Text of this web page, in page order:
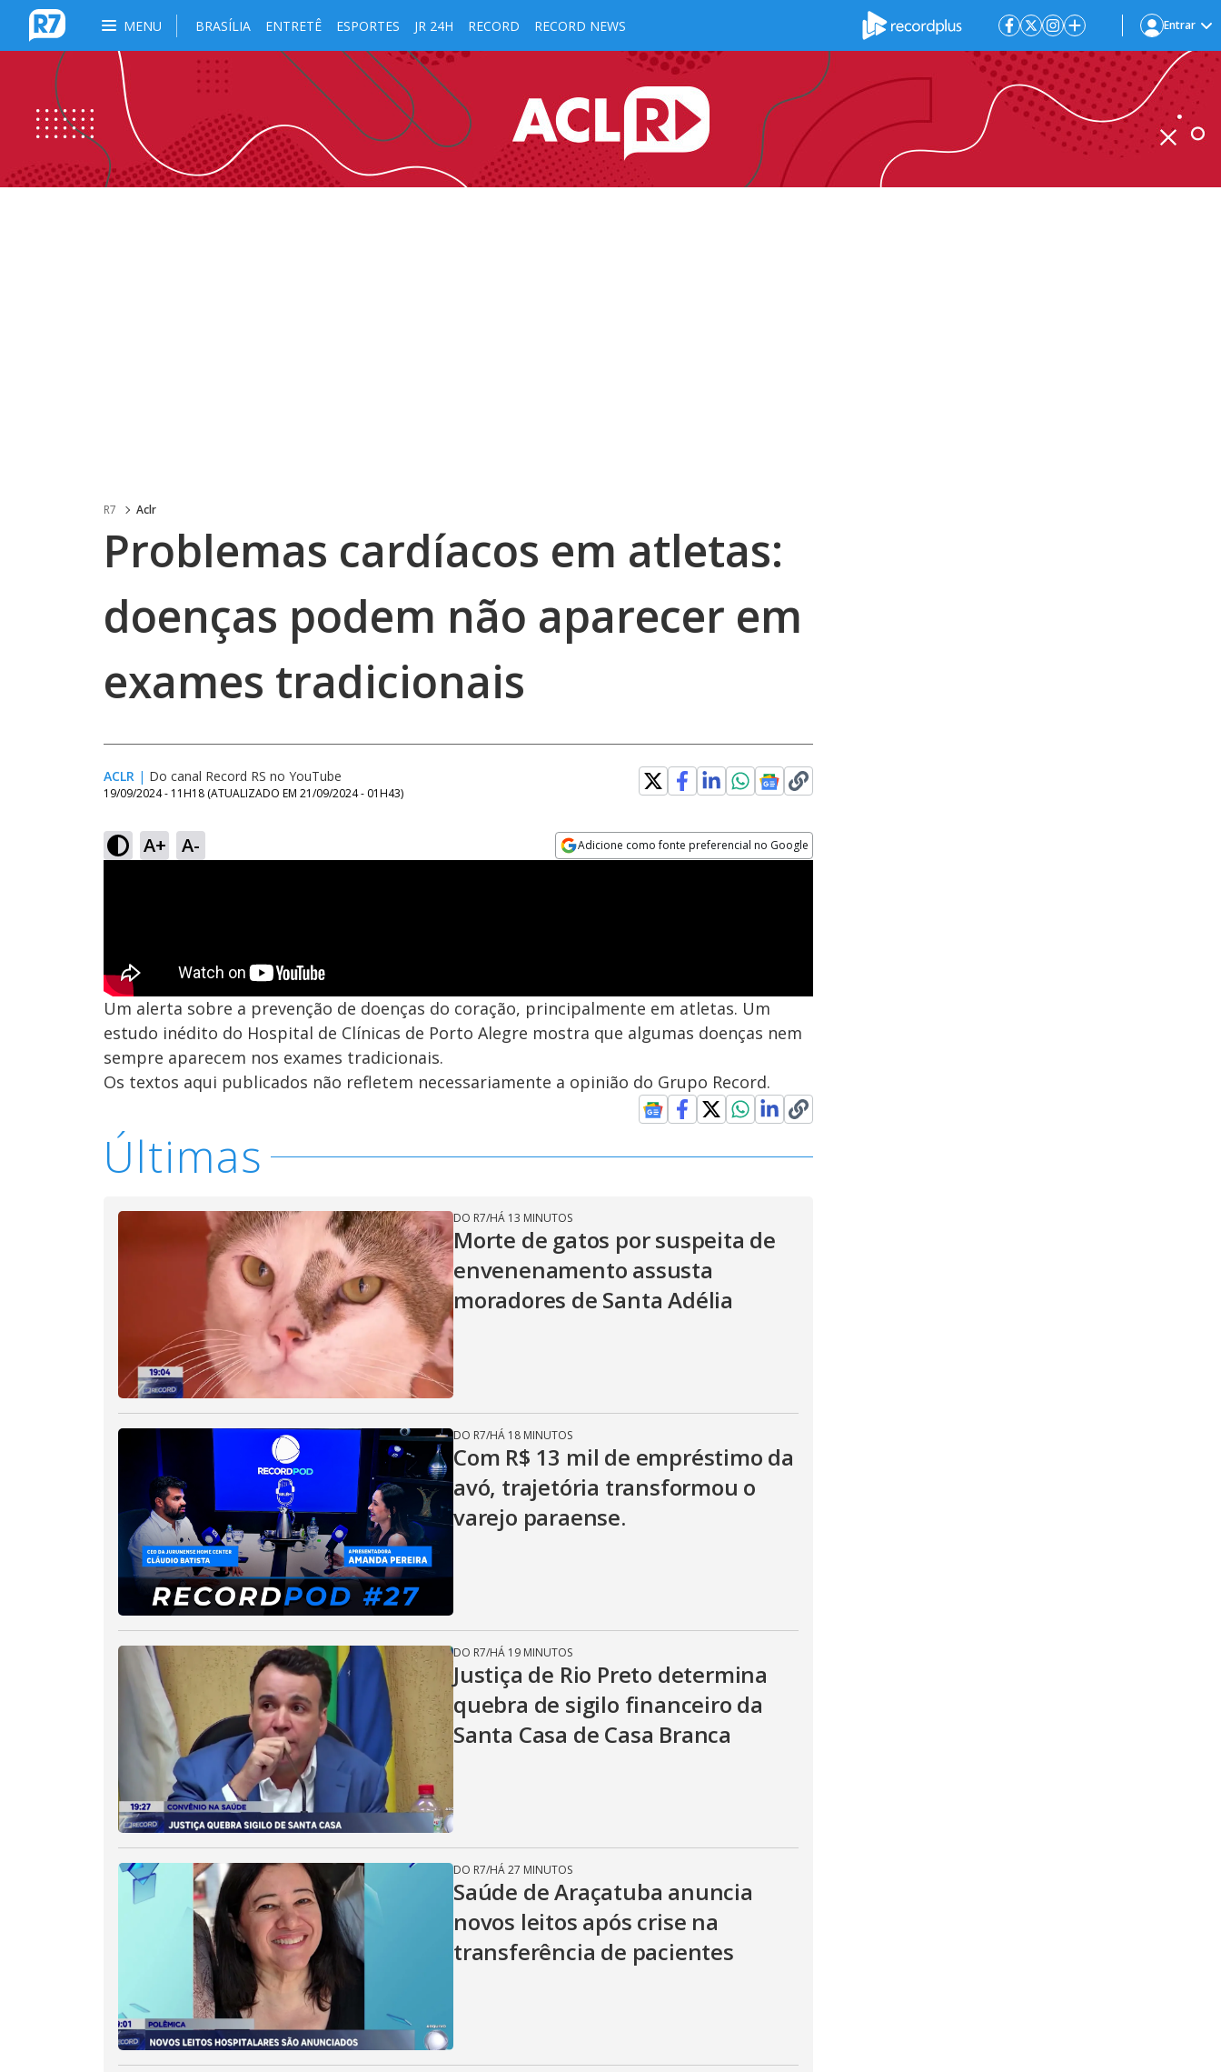
MENU BRASÍLIA ENTRETÊ ESPORTES JR 24H RECORD RECORD NEWS Entrar
R7 Aclr
Problemas cardíacos em atletas:
doenças podem não aparecer em
exames tradicionais
ACLR | Do canal Record RS no YouTube
19/09/2024 - 11H18 (ATUALIZADO EM 21/09/2024 - 01H43)
A+ A- Adicione como fonte preferencial no Google
Um alerta sobre a prevenção de doenças do coração, principalmente em atletas. Um
estudo inédito do Hospital de Clínicas de Porto Alegre mostra que algumas doenças nem
sempre aparecem nos exames tradicionais.
Os textos aqui publicados não refletem necessariamente a opinião do Grupo Record.
Últimas
DO R7/HÁ 13 MINUTOS
Morte de gatos por suspeita de
envenenamento assusta
moradores de Santa Adélia
DO R7/HÁ 18 MINUTOS
Com R$ 13 mil de empréstimo da
avó, trajetória transformou o
varejo paraense.
DO R7/HÁ 19 MINUTOS
Justiça de Rio Preto determina
quebra de sigilo financeiro da
Santa Casa de Casa Branca
DO R7/HÁ 27 MINUTOS
Saúde de Araçatuba anuncia
novos leitos após crise na
transferência de pacientes